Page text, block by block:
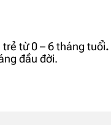
từ 0 – 6 tháng tuổi.
đầu đời.